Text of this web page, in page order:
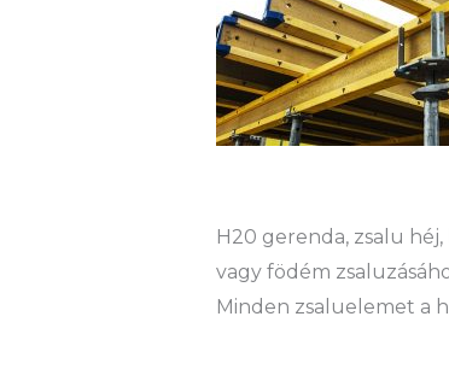
H20 gerenda, zsalu
vagy födém
Minden zsaluelemet a